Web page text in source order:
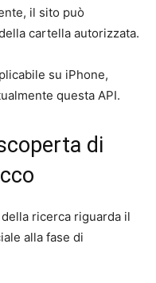
il sito può
cartella autorizzata.
su iPhone,
questa API.
di
ricerca riguarda il
alla fase di